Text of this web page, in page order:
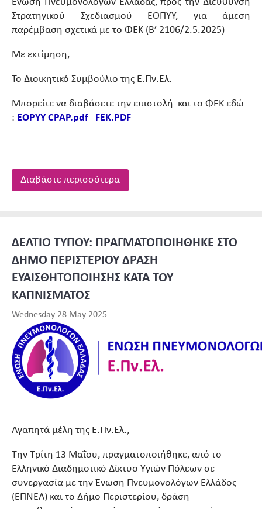
Στρατηγικού Σχεδιασμού ΕΟΠΥΥ, για άμεση
παρέμβαση σχετικά με το ΦΕΚ (Β’ 2106/2.5.2025)
Με εκτίμηση,
Το Διοικητικό Συμβούλιο της Ε.Πν.Ελ.
Μπορείτε να διαβάσετε την επιστολή και το ΦΕΚ εδώ
: EOPYY CPAP.pdf FEK.PDF
Διαβάστε περισσότερα
ΔΕΛΤΙΟ ΤΥΠΟΥ: ΠΡΑΓΜΑΤΟΠΟΙΗΘΗΚΕ ΣΤΟ
ΔΗΜΟ ΠΕΡΙΣΤΕΡΙΟΥ ΔΡΑΣΗ
ΕΥΑΙΣΘΗΤΟΠΟΙΗΣΗΣ ΚΑΤΑ ΤΟΥ
ΚΑΠΝΙΣΜΑΤΟΣ
Wednesday 28 May 2025
Αγαπητά μέλη της Ε.Πν.Ελ.,
Την Τρίτη 13 Μαΐου, πραγματοποιήθηκε, από το
Ελληνικό Διαδημοτικό Δίκτυο Υγιών Πόλεων σε
συνεργασία με την Ένωση Πνευμονολόγων Ελλάδος
(ΕΠΝΕΛ) και το Δήμο Περιστερίου, δράση